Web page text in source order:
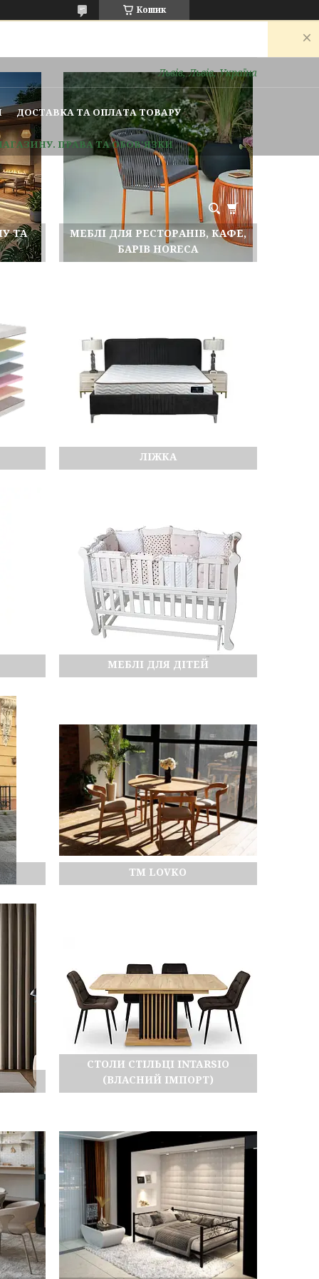
Кошик
Львів, Львів, Україна
ДОСТАВКА ТА ОПЛАТА ТОВАРУ
ПРАВА ТА ОБОВ'ЯЗКИ
ТА
МЕБЛІ ДЛЯ РЕСТОРАНІВ, КАФЕ,
БАРІВ HORECA
ЛІЖКА
МЕБЛІ ДЛЯ ДІТЕЙ
TM LOVKO
СТОЛИ СТІЛЬЦІ INTARSIO
(ВЛАСНИЙ ІМПОРТ)